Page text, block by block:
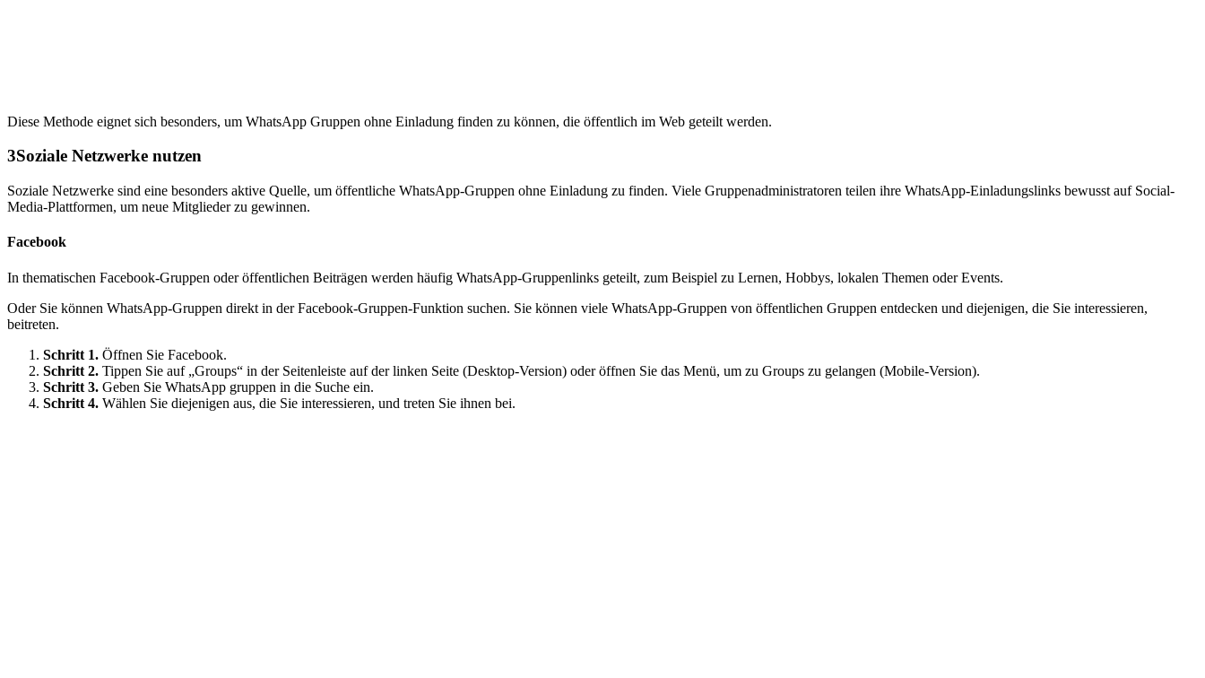
Diese Methode eignet sich besonders, um WhatsApp Gruppen ohne Einladung finden zu können, die öffentlich im Web geteilt werden.
3Soziale Netzwerke nutzen
Soziale Netzwerke sind eine besonders aktive Quelle, um öffentliche WhatsApp-Gruppen ohne Einladung zu finden. Viele Gruppenadministratoren teilen ihre WhatsApp-Einladungslinks bewusst auf Social-
Media-Plattformen, um neue Mitglieder zu gewinnen.
Facebook
In thematischen Facebook-Gruppen oder öffentlichen Beiträgen werden häufig WhatsApp-Gruppenlinks geteilt, zum Beispiel zu Lernen, Hobbys, lokalen Themen oder Events.
Oder Sie können WhatsApp-Gruppen direkt in der Facebook-Gruppen-Funktion suchen. Sie können viele WhatsApp-Gruppen von öffentlichen Gruppen entdecken und diejenigen, die Sie interessieren,
beitreten.
Schritt 1. Öffnen Sie Facebook.
Schritt 2. Tippen Sie auf „Groups“ in der Seitenleiste auf der linken Seite (Desktop-Version) oder öffnen Sie das Menü, um zu Groups zu gelangen (Mobile-Version).
Schritt 3. Geben Sie WhatsApp gruppen in die Suche ein.
Schritt 4. Wählen Sie diejenigen aus, die Sie interessieren, und treten Sie ihnen bei.